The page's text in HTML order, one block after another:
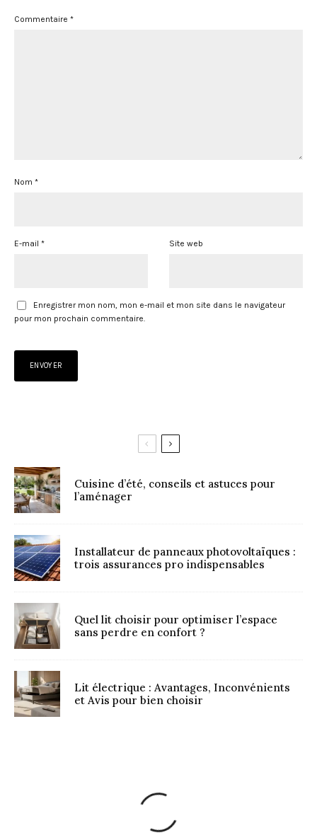
Commentaire *
Nom *
E-mail * Site web
Enregistrer mon nom, mon e-mail et mon site dans le navigateur
pour mon prochain commentaire.
Cuisine d’été, conseils et astuces pour
l’aménager
Installateur de panneaux photovoltaïques :
trois assurances pro indispensables
Quel lit choisir pour optimiser l’espace
sans perdre en confort ?
Lit électrique : Avantages, Inconvénients
et Avis pour bien choisir